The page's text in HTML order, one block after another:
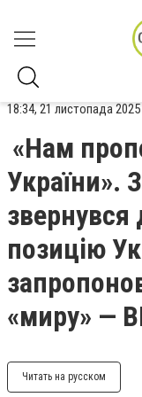
18:34, 21 листопада 2025
«Нам
України».
звернувся
позицію
«миру» —
Читать на русском